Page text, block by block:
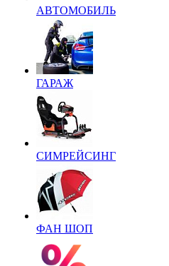
АВТОМОБИЛЬ
ГАРАЖ
СИМРЕЙСИНГ
ФАН ШОП